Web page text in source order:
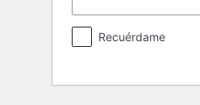
Recuérdame